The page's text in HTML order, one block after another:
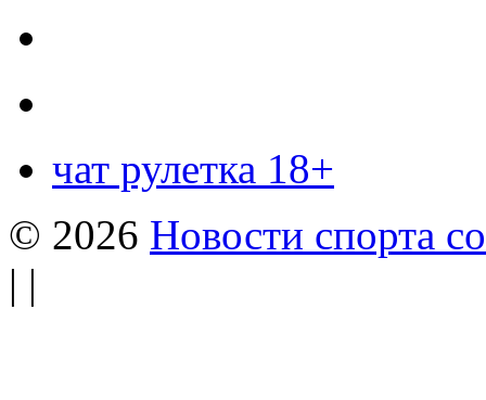
чат рулетка 18+
© 2026 Новости спорта
| |